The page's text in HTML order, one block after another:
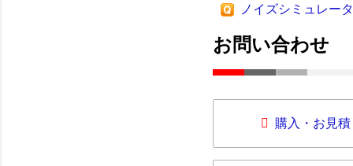
ノイズシミュレータ
お問い合わせ
購入・お見